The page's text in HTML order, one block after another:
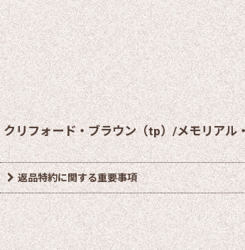
クリフォード・ブラウン（tp）/メモリアル
返品特約に関する重要事項